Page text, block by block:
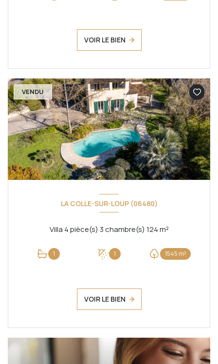
VOIR LE BIEN
VENDU
LA COLLE-SUR-LOUP (06480)
Villa 4 pièce(s) 3 chambre(s) 124 m²
1 1 1545 m²
VOIR LE BIEN